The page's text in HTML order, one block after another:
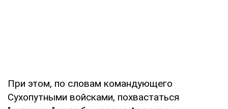
При этом, по словам командующего
Сухопутными войсками, похвастаться